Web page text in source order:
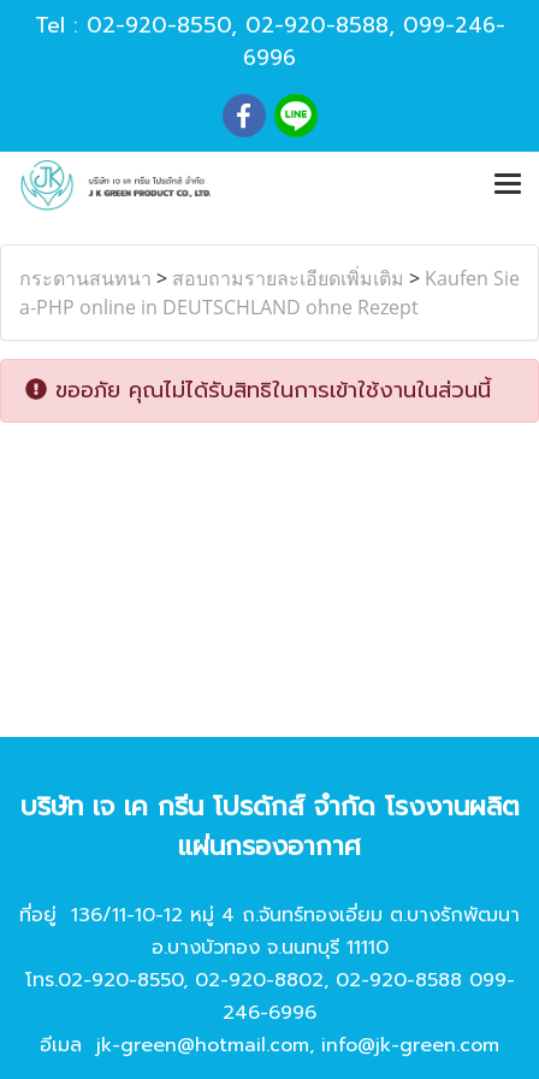
Tel : 02-920-8550, 02-920-8588, 099-246-
6996
กระดานสนทนา > สอบถามรายละเอียดเพิ่มเติม > Kaufen Sie
a-PHP online in DEUTSCHLAND ohne Rezept
ขออภัย คุณไม่ได้รับสิทธิในการเข้าใช้งานในส่วนนี้
บริษัท เจ เค กรีน โปรดักส์ จํากัด โรงงานผลิต
แผ่นกรองอากาศ
ที่อยู่ 136/11-10-12 หมู่ 4 ถ.จันทร์ทองเอี่ยม ต.บางรักพัฒนา
อ.บางบัวทอง จ.นนทบุรี 11110
โทร.02-920-8550, 02-920-8802, 02-920-8588 099-
246-6996
อีเมล jk-green@hotmail.com, info@jk-green.com